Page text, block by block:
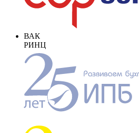
ВАК
РИНЦ